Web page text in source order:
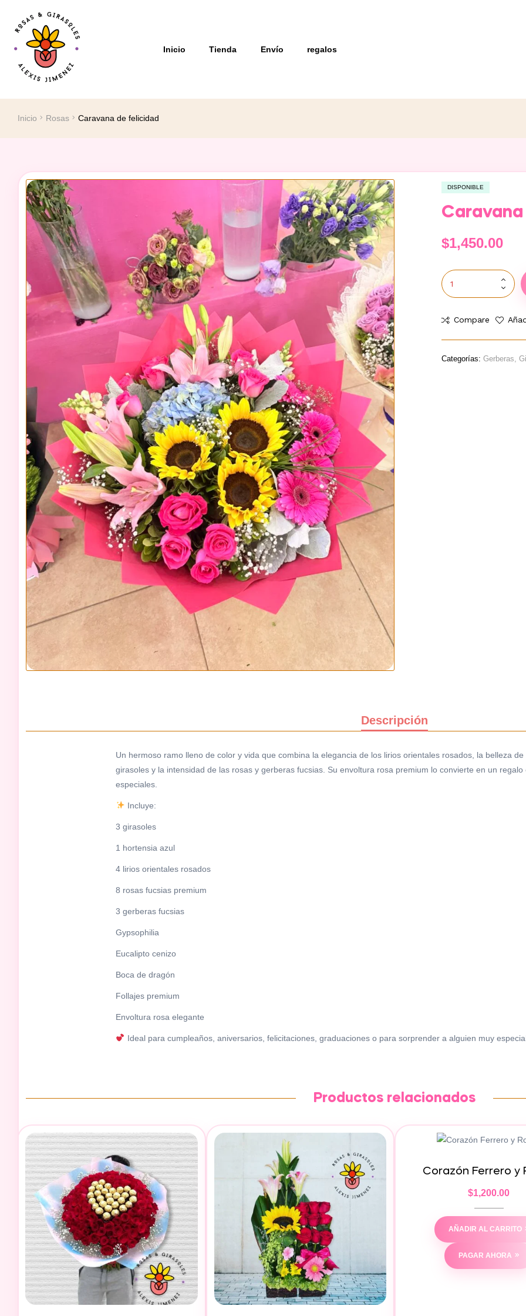
Inicio Tienda Envío regalos
Inicio Rosas Caravana de felicidad
DISPONIBLE
$1,450.00
Compare
Categorías: Gerberas,
Descripción
Un hermoso ramo lleno de color y vida que combina la elegancia de los lirios orientales rosados, la belleza
girasoles y la intensidad de las rosas y gerberas fucsias. Su envoltura rosa premium lo convierte en un
especiales.
Incluye:
3 girasoles
1 hortensia azul
4 lirios orientales rosados
8 rosas fucsias premium
3 gerberas fucsias
Gypsophilia
Eucalipto cenizo
Boca de dragón
Follajes premium
Envoltura rosa elegante
Ideal para cumpleaños, aniversarios, felicitaciones, graduaciones o para sorprender a alguien muy
Productos relacionados
Corazón Ferrero y
$1,200.00
AÑADIR AL CARRITO
PAGAR AHORA